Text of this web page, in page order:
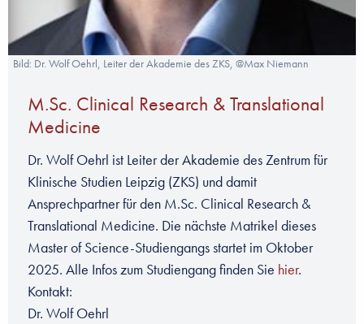
Bild: Dr. Wolf Oehrl, Leiter der Akademie des ZKS, @Max Niemann
M.Sc. Clinical Research & Translational
Medicine
Dr. Wolf Oehrl ist Leiter der Akademie des Zentrum für
Klinische Studien Leipzig (ZKS) und damit
Ansprechpartner für den M.Sc. Clinical Research &
Translational Medicine. Die nächste Matrikel dieses
Master of Science-Studiengangs startet im Oktober
2025. Alle Infos zum Studiengang finden Sie hier.
Kontakt:
Dr. Wolf Oehrl